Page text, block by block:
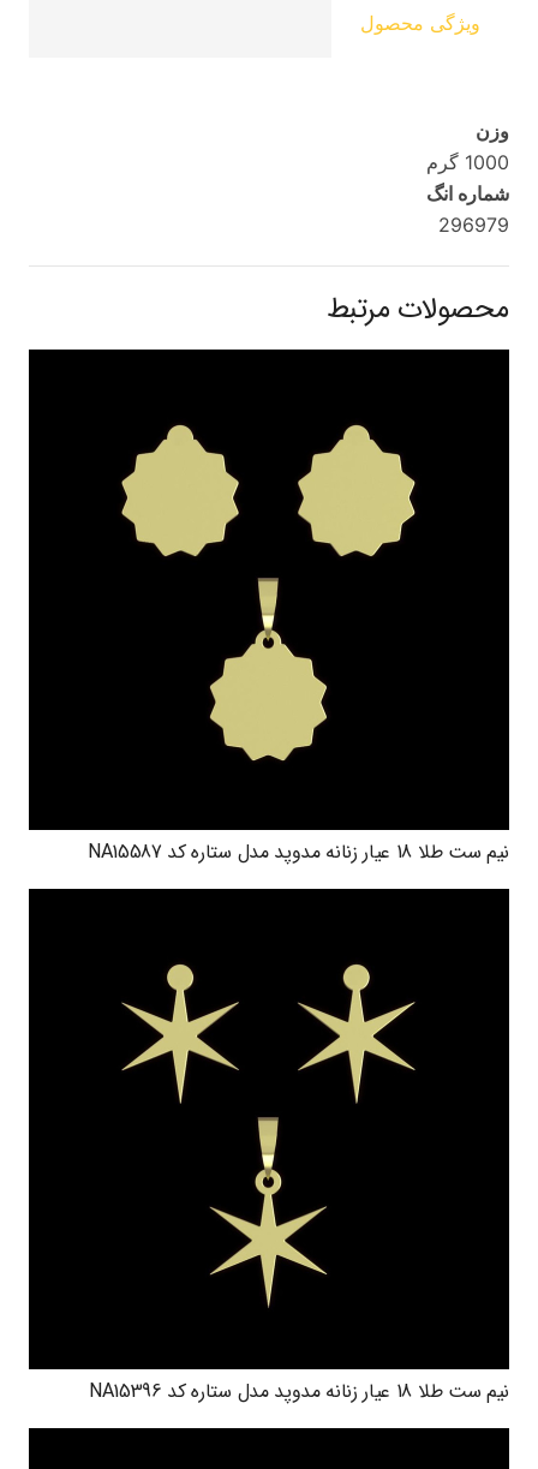
ویژگی محصول
وزن
1000 گرم
شماره انگ
296979
محصولات مرتبط
نیم ست طلا 18 عیار زنانه مدوپد مدل ستاره کد NA15587
نیم ست طلا 18 عیار زنانه مدوپد مدل ستاره کد NA15396